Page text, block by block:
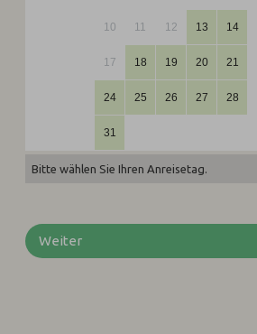
10 11 12 13 14
17 18 19 20 21
24 25 26 27 28
31
Bitte wählen Sie Ihren Anreisetag.
Weiter